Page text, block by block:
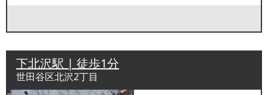
下北沢駅 | 徒歩1分
世田谷区北沢2丁目